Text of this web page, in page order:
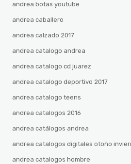
andrea botas youtube
andrea caballero
andrea calzado 2017
andrea catalogo andrea
andrea catalogo cd juarez
andrea catalogo deportivo 2017
andrea catalogo teens
andrea catalogos 2016
andrea catálogos andrea
andrea catalogos digitales otoño
andrea catalogos hombre